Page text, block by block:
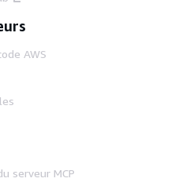
AWS
serveur MCP